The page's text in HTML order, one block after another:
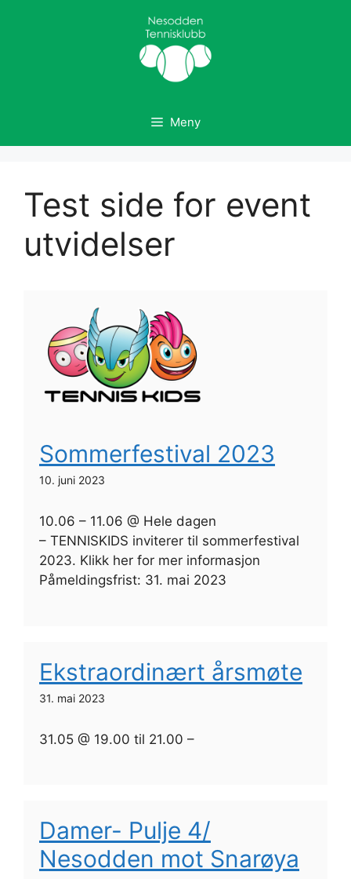
Meny
Test side for event
utvidelser
Sommerfestival 2023
10. juni 2023
10.06 – 11.06 @ Hele dagen
– TENNISKIDS inviterer til sommerfestival
2023. Klikk her for mer informasjon
Påmeldingsfrist: 31. mai 2023
Ekstraordinært årsmøte
31. mai 2023
31.05 @ 19.00 til 21.00 –
Damer- Pulje 4/
Nesodden mot Snarøya